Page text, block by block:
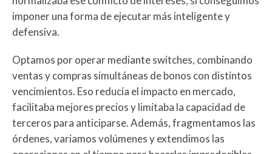
imponer una forma de ejecutar más inteligente y
defensiva.
Optamos por operar mediante switches, combinando
ventas y compras simultáneas de bonos con distintos
vencimientos. Eso reducía el impacto en mercado,
facilitaba mejores precios y limitaba la capacidad de
terceros para anticiparse. Además, fragmentamos las
órdenes, variamos volúmenes y extendimos las